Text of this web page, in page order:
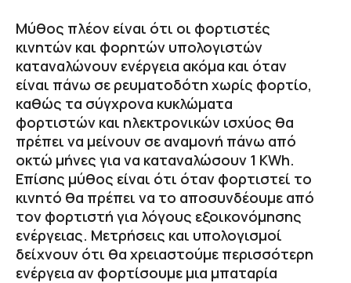
Μύθος πλέον είναι ότι οι φορτιστές
κινητών και φορητών υπολογιστών
καταναλώνουν ενέργεια ακόμα και όταν
είναι πάνω σε ρευματοδότη χωρίς φορτίο,
καθώς τα σύγχρονα κυκλώματα
φορτιστών και ηλεκτρονικών ισχύος θα
πρέπει να μείνουν σε αναμονή πάνω από
οκτώ μήνες για να καταναλώσουν 1 KWh.
Επίσης μύθος είναι ότι όταν φορτιστεί το
κινητό θα πρέπει να το αποσυνδέουμε από
τον φορτιστή για λόγους εξοικονόμησης
ενέργειας. Μετρήσεις και υπολογισμοί
δείχνουν ότι θα χρειαστούμε περισσότερη
ενέργεια αν φορτίσουμε μια μπαταρία